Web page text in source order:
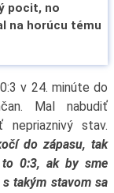
pocit, no
na horúcu tému
v 24. minúte do
Mal nabudiť
stav.
do zápasu, tak
to 0:3, ak by sme
takým stavom sa